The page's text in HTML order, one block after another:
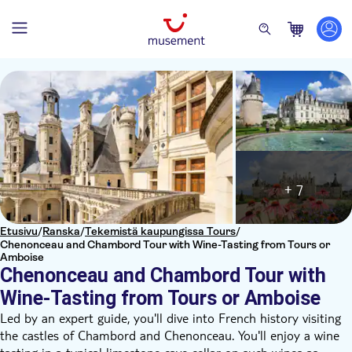
Etusivu/Ranska/Tekemistä kaupungissa Tours/
Chenonceau and Chambord Tour with Wine-Tasting from Tours or
Amboise
Chenonceau and Chambord Tour with
Wine-Tasting from Tours or Amboise
+ 7
Led by an expert guide, you'll dive into French history visiting
the castles of Chambord and Chenonceau. You'll enjoy a wine